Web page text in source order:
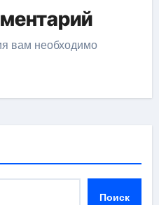
в развитие
вам необходимо
Поиск